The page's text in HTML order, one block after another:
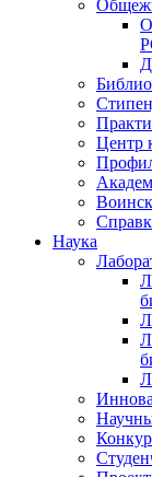
Центр
Наука